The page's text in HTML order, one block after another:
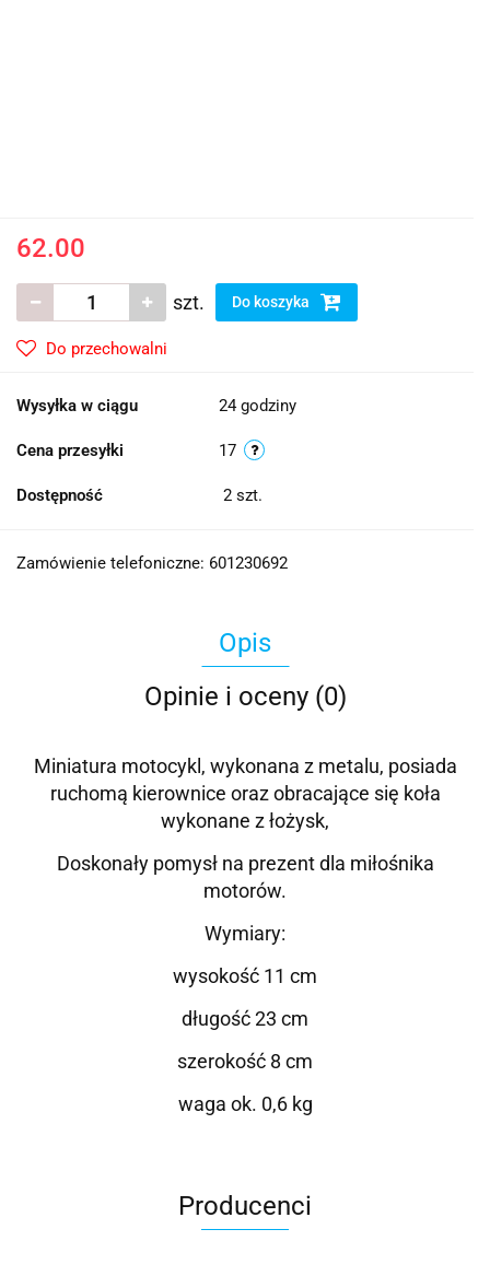
62.00
szt. Do koszyka
Do przechowalni
Wysyłka w ciągu 24 godziny
Cena przesyłki 17
Dostępność 2 szt.
Zamówienie telefoniczne: 601230692
Opis
Opinie i oceny (0)
Miniatura motocykl, wykonana z metalu, posiada
ruchomą kierownice oraz obracające się koła
wykonane z łożysk,
Doskonały pomysł na prezent dla miłośnika
motorów.
Wymiary:
wysokość 11 cm
długość 23 cm
szerokość 8 cm
waga ok. 0,6 kg
Producenci